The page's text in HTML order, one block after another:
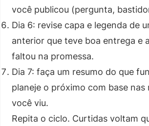
você publicou (pergunta,
Dia 6: revise capa e legenda de
anterior que teve boa entrega e
faltou na promessa.
Dia 7: faça um resumo do que
planeje o próximo com base nas
você viu.
Repita o ciclo. Curtidas voltam